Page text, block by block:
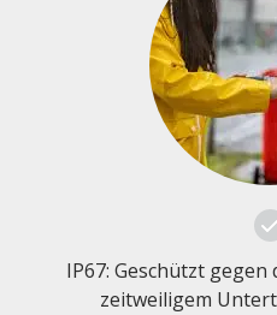
IP67: Geschützt
zeitweiligem